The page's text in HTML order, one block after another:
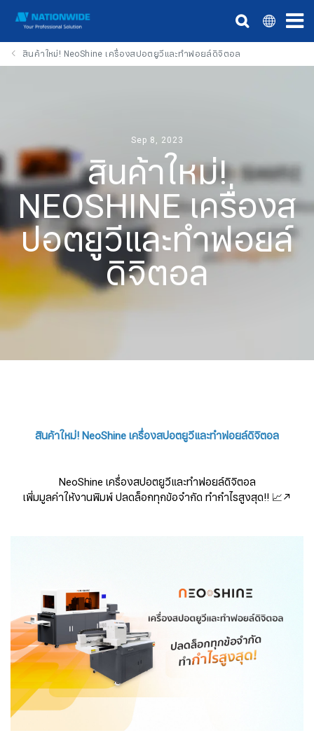
สินค้าใหม่! NeoShine เครื่องสปอตยูวีและทำฟอยล์ดิจิตอล
Sep 8, 2023
สินค้าใหม่!
NEOSHINE เครื่องส
ปอตยูวีและทำฟอยล์
ดิจิตอล
สินค้าใหม่! NeoShine เครื่องสปอตยูวีและทำฟอยล์ดิจิตอล
NeoShine เครื่องสปอตยูวีและทำฟอยล์ดิจิตอล
เพิ่มมูลค่าให้งานพิมพ์ ปลดล็อกทุกข้อจำกัด ทำกำไรสูงสุด!! 📈↗️​​​​​​